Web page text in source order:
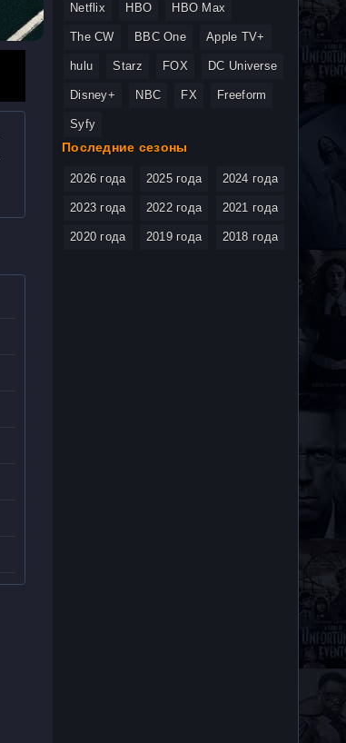
Netflix HBO HBO Max
The CW BBC One Apple TV+
hulu Starz FOX DC Universe
Disney+ NBC FX Freeform
Syfy
Последние сезоны
2026 года 2025 года 2024 года
2023 года 2022 года 2021 года
2020 года 2019 года 2018 года